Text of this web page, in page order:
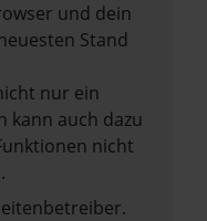
und dein
Stand
nur ein
kann auch dazu
nicht